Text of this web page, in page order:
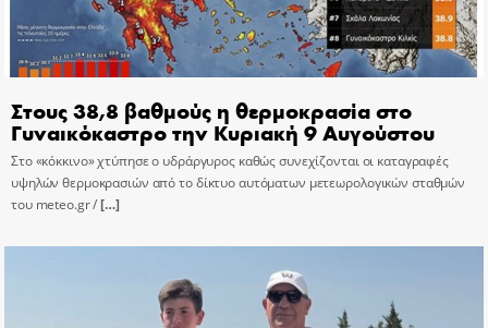
Στους 38,8 βαθμούς η θερμοκρασία στο
Γυναικόκαστρο την Κυριακή 9 Αυγούστου
Στο «κόκκινο» χτύπησε ο υδράργυρος καθώς συνεχίζονται οι καταγραφές
υψηλών θερμοκρασιών από το δίκτυο αυτόματων μετεωρολογικών σταθμών
του meteo.gr /[…]